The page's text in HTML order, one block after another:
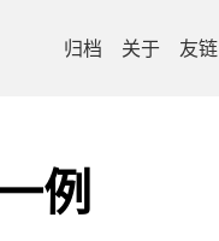
归档 关于 友链
例